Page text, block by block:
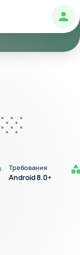
Требования
Android 8.0+